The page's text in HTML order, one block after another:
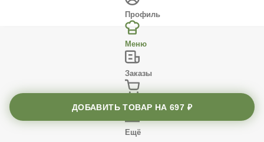
ДОБАВИТЬ ТОВАР НА697 ₽
Профиль
Меню
Заказы
Ещё